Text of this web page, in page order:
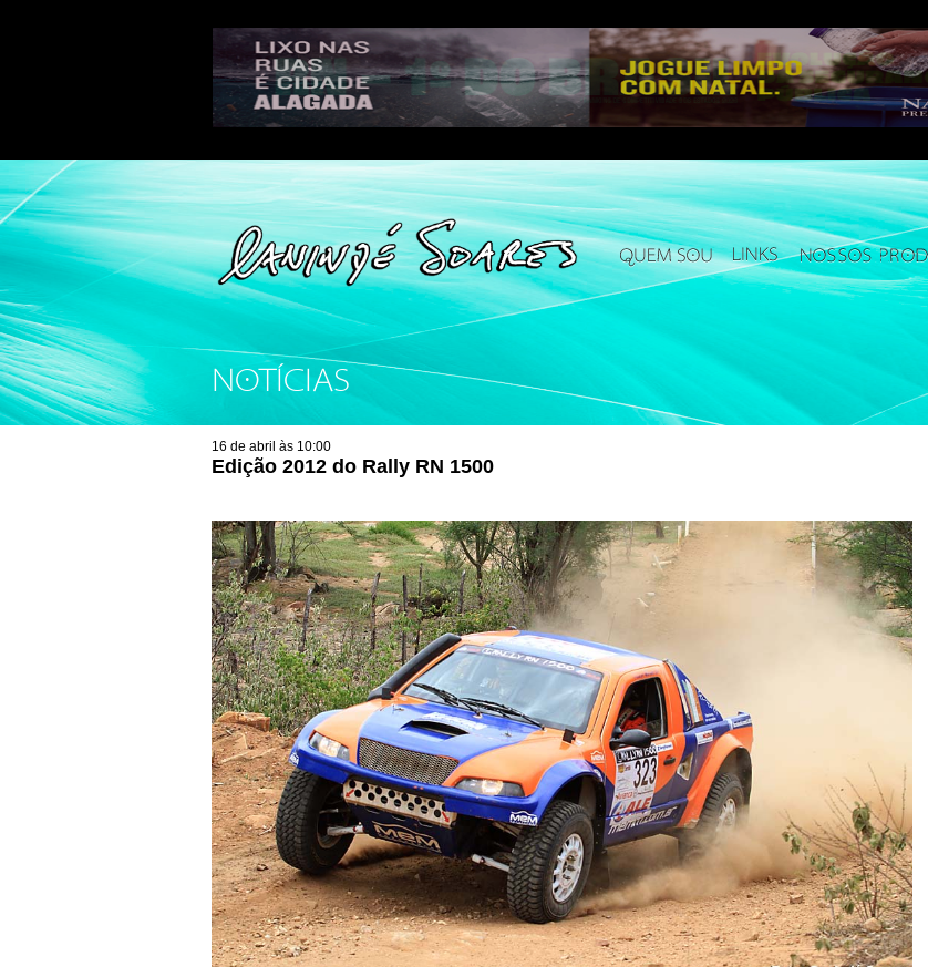
NOTÍCIAS
16 de abril às 10:00
Edição 2012 do Rally RN 1500